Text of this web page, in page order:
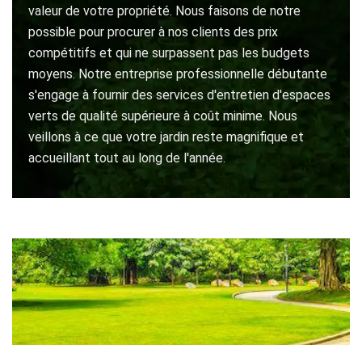
valeur de votre propriété. Nous faisons de notre
possible pour procurer à nos clients des prix
compétitifs et qui ne surpassent pas les budgets
moyens. Notre entreprise professionnelle débutante
s'engage à fournir des services d'entretien d'espaces
verts de qualité supérieure à coût minime. Nous
veillons à ce que votre jardin reste magnifique et
accueillant tout au long de l'année.